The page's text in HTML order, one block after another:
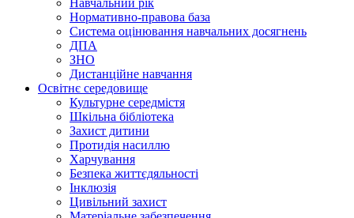
Навчальний рік
Нормативно-правова база
Система оцінювання навчальних досягнень
ДПА
ЗНО
Дистанційне навчання
Освітнє середовище
Культурне середмістя
Шкільна бібліотека
Захист дитини
Протидія насиллю
Харчування
Безпека життєдяльності
Інклюзія
Цивільний захист